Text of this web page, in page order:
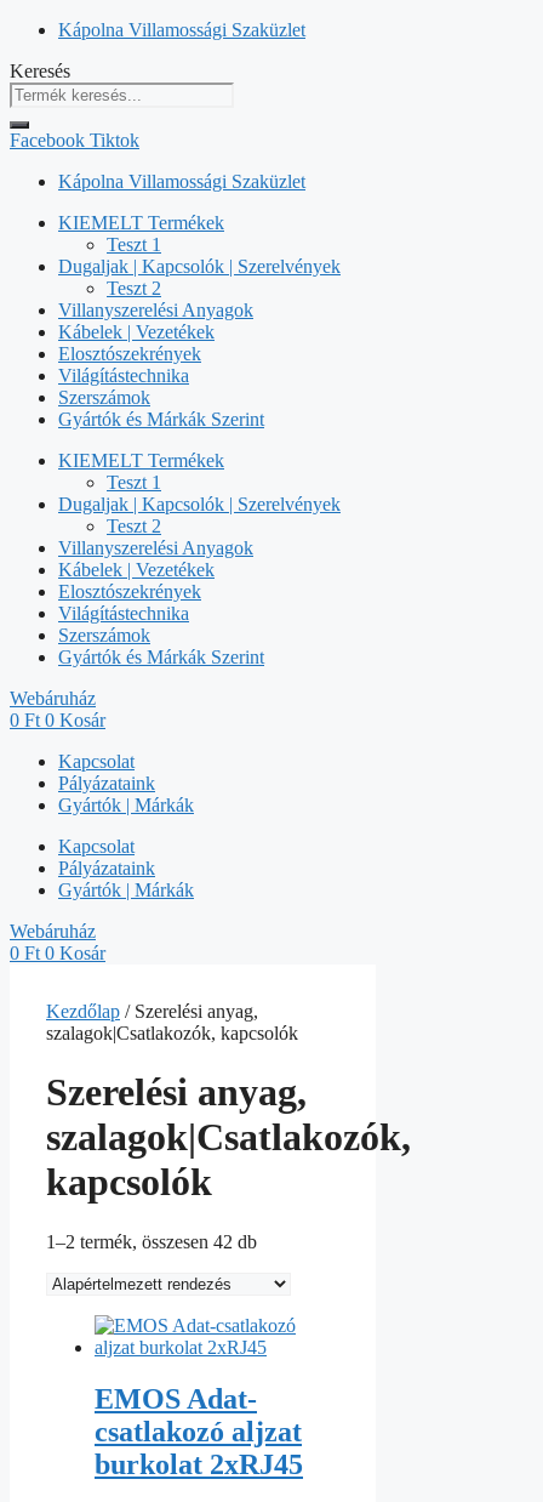
Kilépés
tartalomba
Kápolna Villamossági Szaküzlet
Keresés
Facebook Tiktok
Kápolna Villamossági Szaküzlet
KIEMELT Termékek
Teszt 1
Dugaljak | Kapcsolók | Szerelvények
Teszt 2
Villanyszerelési Anyagok
Kábelek | Vezetékek
Elosztószekrények
Világítástechnika
Szerszámok
Gyártók és Márkák Szerint
KIEMELT Termékek
Teszt 1
Dugaljak | Kapcsolók | Szerelvények
Teszt 2
Villanyszerelési Anyagok
Kábelek | Vezetékek
Elosztószekrények
Világítástechnika
Szerszámok
Gyártók és Márkák Szerint
Webáruház
0 Ft 0 Kosár
Kapcsolat
Pályázataink
Gyártók | Márkák
Kapcsolat
Pályázataink
Gyártók | Márkák
Webáruház
0 Ft 0 Kosár
Kezdőlap / Szerelési anyag,
szalagok|Csatlakozók, kapcsolók
Szerelési anyag,
szalagok|Csatlakozók,
kapcsolók
1–2 termék, összesen 42 db
EMOS Adat-
csatlakozó aljzat
burkolat 2xRJ45